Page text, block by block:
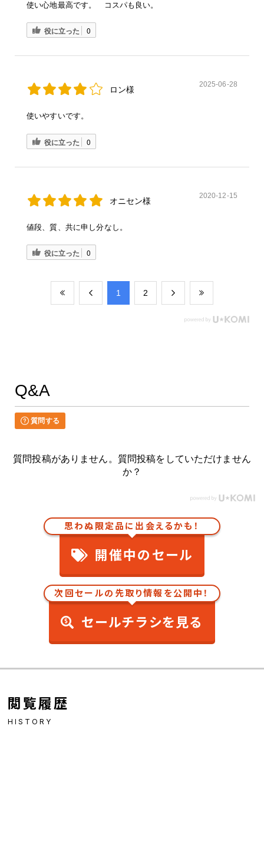
使い心地最高です。 コスパも良い。
役に立った 0
ロン様
2025-06-28
使いやすいです。
役に立った 0
オニセン様
2020-12-15
値段、質、共に申し分なし。
役に立った 0
​1 ​2
Q&A
質問する
質問投稿がありません。質問投稿をしていただけません
か？
思わぬ限定品に出会えるかも！
開催中のセール
次回セールの先取り情報を公開中！
セールチラシを見る
閲覧履歴
HISTORY